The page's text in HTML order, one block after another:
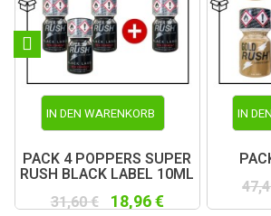
IN DEN WARENKORB
PACK 4 POPPERS SUPER
RUSH BLACK LABEL 10ML
31,60 € 18,96 €
IN